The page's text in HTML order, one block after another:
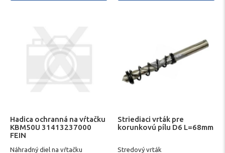
Hadica ochranná na vŕtačku
KBM50U 31413237000
FEIN
Náhradný diel na vŕtačku
Striediaci vrták pre
korunkovú pílu D6 L=68mm
Stredový vrták